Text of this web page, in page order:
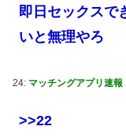
即日セックスで
いと無理やろ
24: マッチングアプリ速報
>>22